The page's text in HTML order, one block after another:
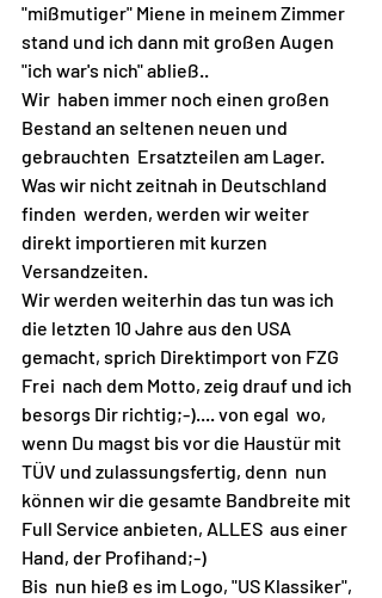
"mißmutiger" Miene in meinem Zimmer
stand und ich dann mit großen Augen
"ich war's nich" abließ..
Wir  haben immer noch einen großen
Bestand an seltenen neuen und
gebrauchten  Ersatzteilen am Lager.
Was wir nicht zeitnah in Deutschland
finden  werden, werden wir weiter
direkt importieren mit kurzen
Versandzeiten.
Wir werden weiterhin das tun was ich
die letzten 10 Jahre aus den USA
gemacht, sprich Direktimport von FZG
Frei  nach dem Motto, zeig drauf und ich
besorgs Dir richtig;-).... von egal  wo,
wenn Du magst bis vor die Haustür mit
TÜV und zulassungsfertig, denn  nun
können wir die gesamte Bandbreite mit
Full Service anbieten, ALLES  aus einer
Hand, der Profihand;-)
Bis  nun hieß es im Logo, "US Klassiker",